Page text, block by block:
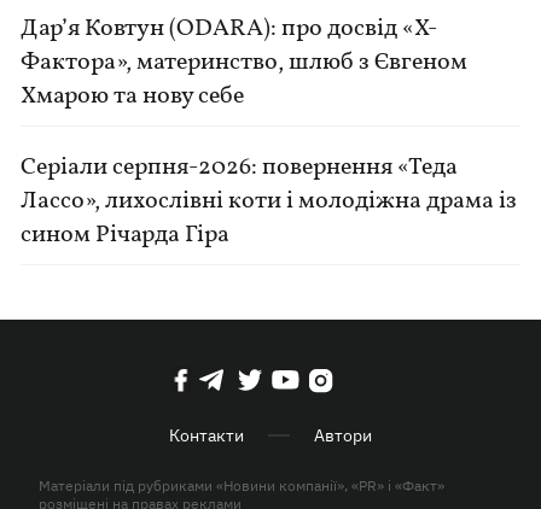
Дар’я Ковтун (ODARA): про досвід «Х-
Фактора», материнство, шлюб з Євгеном
Хмарою та нову себе
Серіали серпня-2026: повернення «Теда
Лассо», лихослівні коти і молодіжна драма із
сином Річарда Гіра
Контакти Автори
Матеріали під рубриками «Новини компанії», «PR» і «Факт»
розміщені на правах реклами